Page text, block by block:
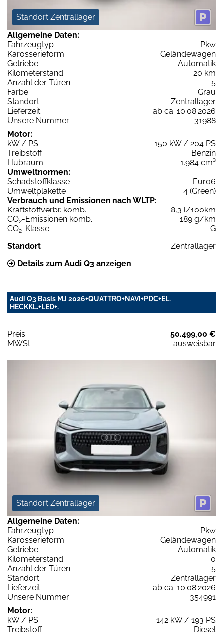
Standort Zentrallager
Allgemeine Daten:
Fahrzeugtyp
Pkw
Karosserieform
Geländewagen
Getriebe
Automatik
Kilometerstand
20 km
Anzahl der Türen
5
Farbe
Grau
Standort
Zentrallager
Lieferzeit
ab ca. 10.08.2026
Unsere Nummer
31988
Motor:
kW / PS
150 kW / 204 PS
Treibstoff
Benzin
Hubraum
1.984 cm³
Umweltnormen:
Schadstoffklasse
Euro6
Umweltplakette
4 (Green)
Verbrauch und Emissionen nach WLTP:
Kraftstoffverbr. komb.
8,3 l/100km
CO2-Emissionen komb.
189 g/km
CO2-Klasse
G
Standort
Zentrallager
Details zum Audi Q3 anzeigen
Audi Q3 Basis MJ 2026+QUATTRO+NAVI+PDC+EL.
HECKKL.+LED+.
Preis:
50.499,00 €
MWSt:
ausweisbar
Standort Zentrallager
Allgemeine Daten:
Fahrzeugtyp
Pkw
Karosserieform
Geländewagen
Getriebe
Automatik
Kilometerstand
0
Anzahl der Türen
5
Standort
Zentrallager
Lieferzeit
ab ca. 10.08.2026
Unsere Nummer
354991
Motor:
kW / PS
142 kW / 193 PS
Treibstoff
Diesel